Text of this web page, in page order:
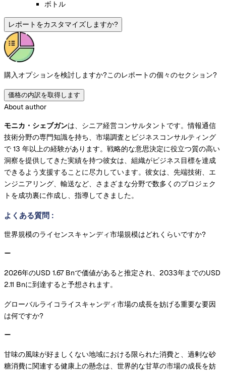
ボトル
レポートをカスタマイズしますか?
購入オプションを検討しますか?このレポートの個々のセクション?
価格の内訳を取得します
About author
モニカ・シェブガンは、シニア経営コンサルタントです。情報通信
技術分野の専門知識を持ち、市場調査とビジネスコンサルティング
で 13 年以上の経験があります。戦略的な意思決定に役立つ質の高い
洞察を提供してきた実績を持つ彼女は、組織がビジネス目標を達成
できるよう支援することに尽力しています。彼女は、先端技術、エ
ンジニアリング、輸送など、さまざまな分野で数多くのプロジェク
トを成功裏に作成し、指導してきました。
よくある質問 :
世界規模のライセンスキャンディ市場規模はどれくらいですか?
2026年のUSD 1.67 Bnで価値があると推定され、2033年までのUSD
2.11 Bnに到達すると予想されます。
グローバルライコライスキャンディ市場の成長を妨げる重要な要因
は何ですか?
甘味の風味が好ましくない地域における限られた消費と、過剰な砂
糖消費に関連する健康上の懸念は、世界的な甘草の市場の成長を妨